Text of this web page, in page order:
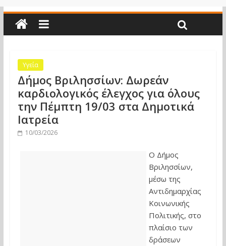
Υγεία
Δήμος Βριλησσίων: Δωρεάν
καρδιολογικός έλεγχος για όλους
την Πέμπτη 19/03 στα Δημοτικά
Ιατρεία
10/03/2026
Ο Δήμος
Βριλησσίων,
μέσω της
Αντιδημαρχίας
Κοινωνικής
Πολιτικής, στο
πλαίσιο των
δράσεων